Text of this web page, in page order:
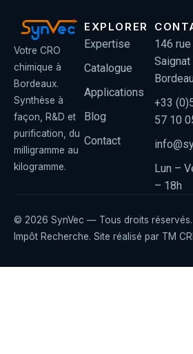
Votre CRO
chimique à
Bordeaux.
Synthèse à
façon, R&D et
purification, du
milligramme au
kilogramme.
EXPLORER
Expertise
Catalogue
Applications
Blog
Contact
146
+33
57 10
Lun –
– 18h
© 2026 SynVec — Tous droits réservés.
Impôt Recherche. Site réalisé par TM